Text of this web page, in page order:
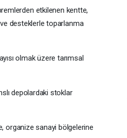
etkilenen kentte,
desteklerle toparlanma
olmak üzere tarımsal
depolardaki stoklar
organize sanayi bölgelerine